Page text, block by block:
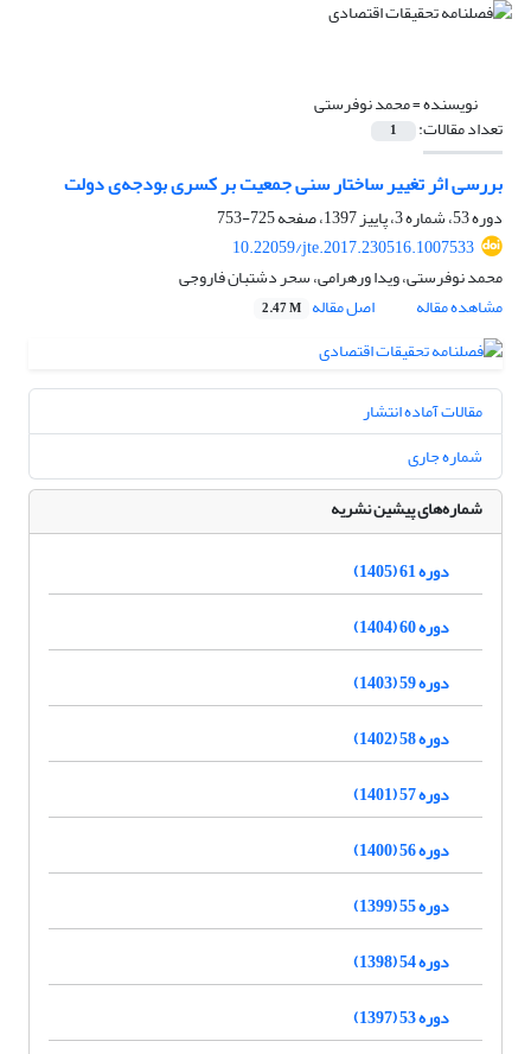
نویسنده =محمد نوفرستی
تعداد مقالات: 1
بررسی اثر تغییر ساختار سنی جمعیت بر کسری بودجه‌ی دولت
دوره 53، شماره 3، پاییز 1397، صفحه
725-753
10.22059/jte.2017.230516.1007533
محمد نوفرستی، ویدا ورهرامی، سحر دشتبان فاروجی
مشاهده مقاله
اصل مقاله 2.47 M
مقالات آماده انتشار
شماره جاری
شماره‌های پیشین نشریه
دوره 61 (1405)
دوره 60 (1404)
دوره 59 (1403)
دوره 58 (1402)
دوره 57 (1401)
دوره 56 (1400)
دوره 55 (1399)
دوره 54 (1398)
دوره 53 (1397)